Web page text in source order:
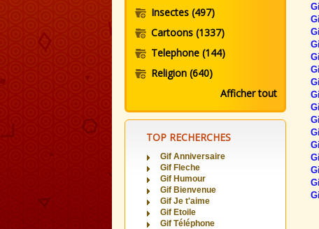
Insectes (497)
Cartoons (1337)
Telephone (144)
Religion (640)
Afficher tout
TOP RECHERCHES
Gif Anniversaire
Gif Fleche
Gif Humour
Gif Bienvenue
Gif Je t'aime
Gif Etoile
Gif Téléphone